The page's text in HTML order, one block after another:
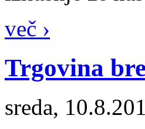
več ›
Trgovina
sreda,